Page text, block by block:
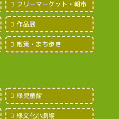
フリーマーケット・朝市
作品展
散策・まち歩き
緑児童館
緑文化小劇場